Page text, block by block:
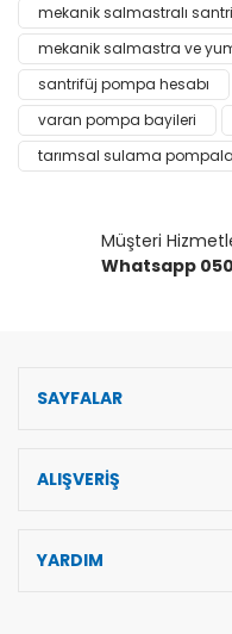
Ürün resmi kalitesiz,
Ürün açıklamasında
Ürün bilgilerinde
Ürün fiyatı diğer
Bu ürüne benzer farklı
mekanik salmastralı
mekanik salmastra ve
santrifüj pompa hesabı
varan pompa bayileri
tarımsal sulama
Müşteri
Whatsapp
SAYFALAR
ALIŞVERİŞ
YARDIM